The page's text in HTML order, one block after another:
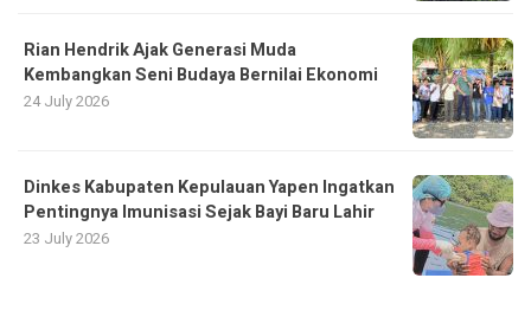
Rian Hendrik Ajak Generasi Muda
Kembangkan Seni Budaya Bernilai Ekonomi
24 July 2026
Dinkes Kabupaten Kepulauan Yapen Ingatkan
Pentingnya Imunisasi Sejak Bayi Baru Lahir
23 July 2026